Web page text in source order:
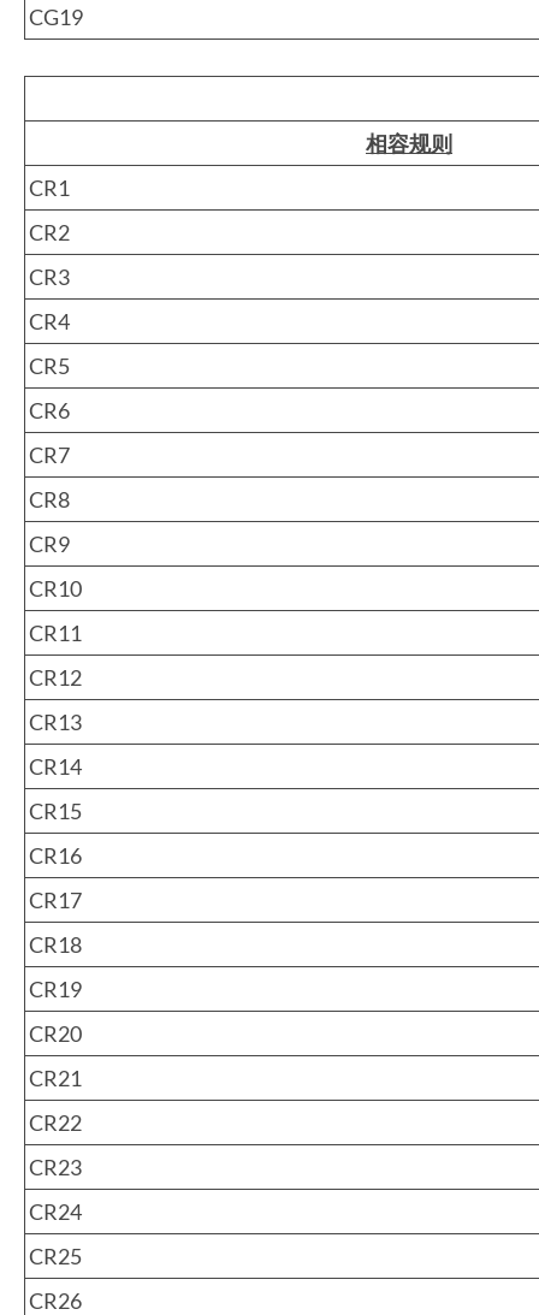
CG19
相容规则
CR1
CR2
CR3
CR4
CR5
CR6
CR7
CR8
CR9
CR10
CR11
CR12
CR13
CR14
CR15
CR16
CR17
CR18
CR19
CR20
CR21
CR22
CR23
CR24
CR25
CR26